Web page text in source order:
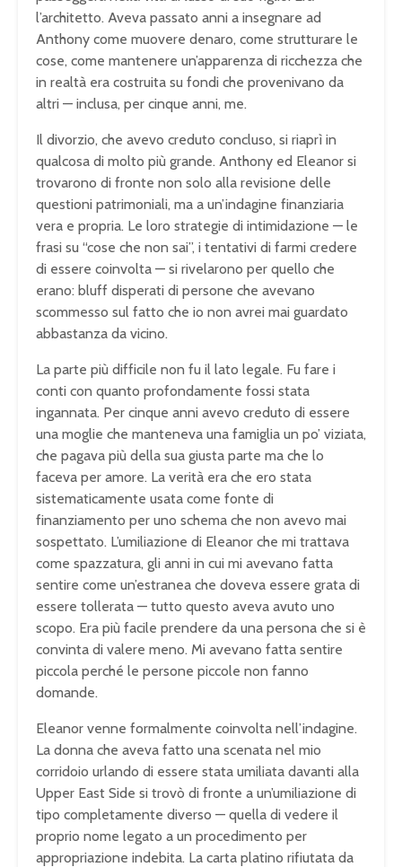
l’architetto. Aveva passato anni a insegnare ad
Anthony come muovere denaro, come strutturare le
cose, come mantenere un’apparenza di ricchezza che
in realtà era costruita su fondi che provenivano da
altri — inclusa, per cinque anni, me.
Il divorzio, che avevo creduto concluso, si riaprì in
qualcosa di molto più grande. Anthony ed Eleanor si
trovarono di fronte non solo alla revisione delle
questioni patrimoniali, ma a un’indagine finanziaria
vera e propria. Le loro strategie di intimidazione — le
frasi su “cose che non sai”, i tentativi di farmi credere
di essere coinvolta — si rivelarono per quello che
erano: bluff disperati di persone che avevano
scommesso sul fatto che io non avrei mai guardato
abbastanza da vicino.
La parte più difficile non fu il lato legale. Fu fare i
conti con quanto profondamente fossi stata
ingannata. Per cinque anni avevo creduto di essere
una moglie che manteneva una famiglia un po’ viziata,
che pagava più della sua giusta parte ma che lo
faceva per amore. La verità era che ero stata
sistematicamente usata come fonte di
finanziamento per uno schema che non avevo mai
sospettato. L’umiliazione di Eleanor che mi trattava
come spazzatura, gli anni in cui mi avevano fatta
sentire come un’estranea che doveva essere grata di
essere tollerata — tutto questo aveva avuto uno
scopo. Era più facile prendere da una persona che si è
convinta di valere meno. Mi avevano fatta sentire
piccola perché le persone piccole non fanno
domande.
Eleanor venne formalmente coinvolta nell’indagine.
La donna che aveva fatto una scenata nel mio
corridoio urlando di essere stata umiliata davanti alla
Upper East Side si trovò di fronte a un’umiliazione di
tipo completamente diverso — quella di vedere il
proprio nome legato a un procedimento per
appropriazione indebita. La carta platino rifiutata da